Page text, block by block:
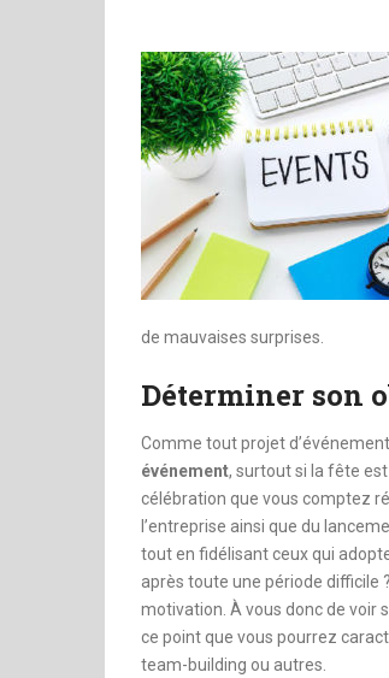
de mauvaises surprises.
Déterminer son
Comme tout projet
événement, surtout si la fête
célébration que vous comptez
l’entreprise ainsi que du
tout en fidélisant ceux qui
après toute une période difficile
motivation. À vous donc de voir
ce point que vous pourrez
team-building ou autres.